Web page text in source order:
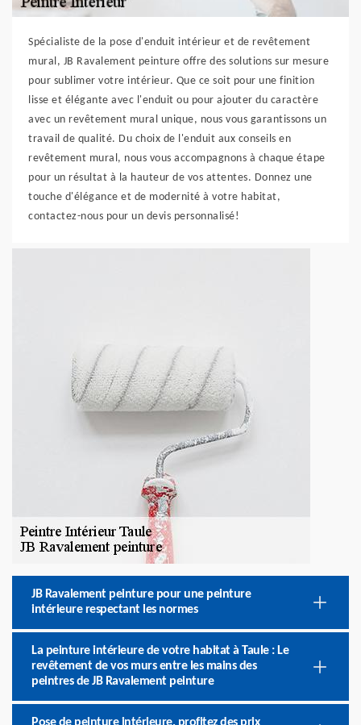
Spécialiste de la pose d'enduit intérieur et de revêtement
mural, JB Ravalement peinture offre des solutions sur mesure
pour sublimer votre intérieur. Que ce soit pour une finition
lisse et élégante avec l'enduit ou pour ajouter du caractère
avec un revêtement mural unique, nous vous garantissons un
travail de qualité. Du choix de l'enduit aux conseils en
revêtement mural, nous vous accompagnons à chaque étape
pour un résultat à la hauteur de vos attentes. Donnez une
touche d'élégance et de modernité à votre habitat,
contactez-nous pour un devis personnalisé!
JB Ravalement peinture pour une peinture
intérieure respectant les normes
La peinture intérieure de votre habitat à Taule : Le
revêtement de vos murs entre les mains des
peintres de JB Ravalement peinture